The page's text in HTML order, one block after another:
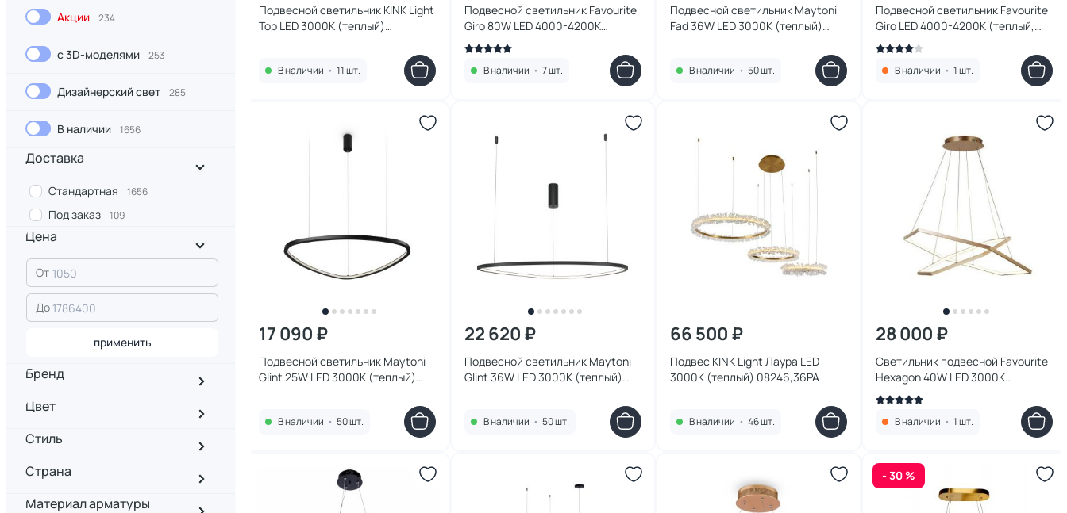
Акции 234
с 3D-моделями 253
Дизайнерский свет 285
В наличии 1656
Доставка
Стандартная 1656
Под заказ 109
Цена
От
До
применить
Бренд
Цвет
Стиль
Страна
Материал арматуры
Подвесной светильник KINK Light
Тор LED 3000К (теплый)
В наличии • 11 шт.
Подвесной светильник Favourite
Giro 80W LED 4000-4200К
(теплый, белый, холодный) 1764-
10P
В наличии • 7 шт.
Подвесной светильник Maytoni
Fad 36W LED 3000К (теплый)
В наличии • 50 шт.
Подвесной светильник Favourite
Giro LED 4000-4200К (теплый,
белый, холодный) 1764-4P
В наличии • 1 шт.
17 090 ₽
Подвесной светильник Maytoni
Glint 25W LED 3000К (теплый)
В наличии • 50 шт.
22 620 ₽
Подвесной светильник Maytoni
Glint 36W LED 3000К (теплый)
В наличии • 50 шт.
66 500 ₽
Подвес KINK Light Лаура LED
3000К (теплый) 08246,36PA
В наличии • 46 шт.
28 000 ₽
Светильник подвесной Favourite
Hexagon 40W LED 3000К
(теплый) 2103-14P
В наличии • 1 шт.
- 30 %